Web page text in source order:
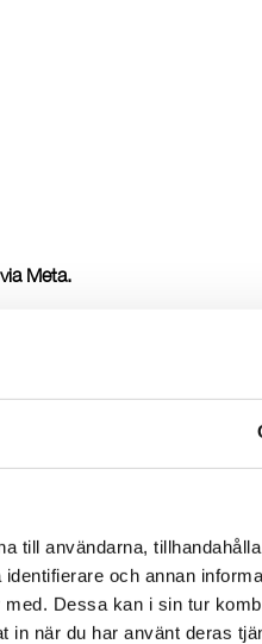
till användarna,
och annan
Dessa kan i sin tur
in när du har använt deras
Meta.
ny.